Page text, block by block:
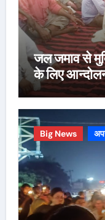
जल जमाव से
के लिए
Big News